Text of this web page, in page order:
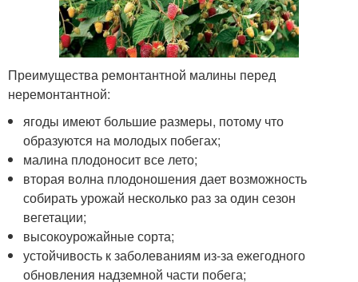
Преимущества ремонтантной малины перед
неремонтантной:
ягоды имеют большие размеры, потому что
образуются на молодых побегах;
малина плодоносит все лето;
вторая волна плодоношения дает возможность
собирать урожай несколько раз за один сезон
вегетации;
высокоурожайные сорта;
устойчивость к заболеваниям из-за ежегодного
обновления надземной части побега;